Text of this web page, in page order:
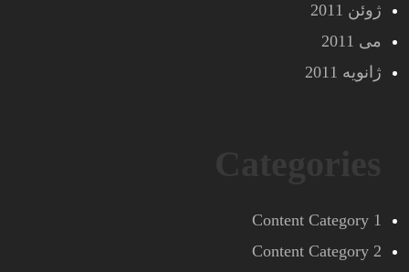
ژوئن 2011
می 2011
ژانویه 2011
Content Category 1
Content Category 2